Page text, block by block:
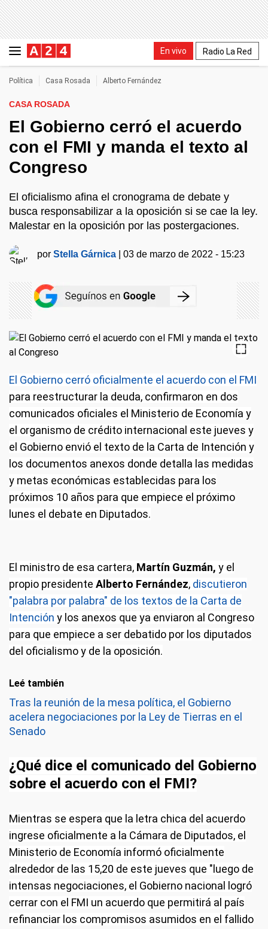
En vivo Radio La Red
Política Casa Rosada Alberto Fernández
CASA ROSADA
El Gobierno cerró el acuerdo
con el FMI y manda el texto al
Congreso
El oficialismo afina el cronograma de debate y
busca responsabilizar a la oposición si se cae la ley.
Malestar en la oposición por las postergaciones.
porStella Gárnica |03 de marzo de 2022 - 15:23
El Gobierno cerró oficialmente el acuerdo con el FMI
para reestructurar la deuda, confirmaron en dos
comunicados oficiales el Ministerio de Economía y
el organismo de crédito internacional este jueves y
el Gobierno envió el texto de la Carta de Intención y
los documentos anexos donde detalla las medidas
y metas económicas establecidas para los
próximos 10 años para que empiece el próximo
lunes el debate en Diputados.
El ministro de esa cartera, Martín Guzmán, y el
propio presidente Alberto Fernández, discutieron
"palabra por palabra" de los textos de la Carta de
Intención y los anexos que ya enviaron al Congreso
para que empiece a ser debatido por los diputados
del oficialismo y de la oposición.
Leé también
Tras la reunión de la mesa política, el Gobierno
acelera negociaciones por la Ley de Tierras en el
Senado
¿Qué dice el comunicado del Gobierno
sobre el acuerdo con el FMI?
Mientras se espera que la letra chica del acuerdo
ingrese oficialmente a la Cámara de Diputados, el
Ministerio de Economía informó oficialmente
alrededor de las 15,20 de este jueves que "luego de
intensas negociaciones, el Gobierno nacional logró
cerrar con el FMI un acuerdo que permitirá al país
refinanciar los compromisos asumidos en el fallido